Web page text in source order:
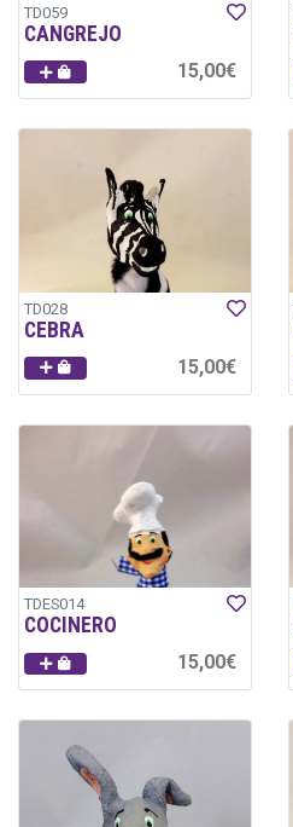
TD059
CANGREJO
15,00€
TD028
CEBRA
15,00€
TDES014
COCINERO
15,00€